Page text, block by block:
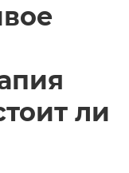
ли